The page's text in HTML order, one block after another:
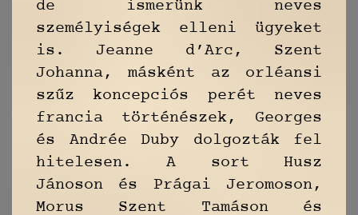
de ismerünk neves
személyiségek elleni ügyeket
is. Jeanne d’Arc, Szent
Johanna, másként az orléansi
szűz koncepciós perét neves
francia történészek, Georges
és Andrée Duby dolgozták fel
hitelesen. A sort Husz
Jánoson és Prágai Jeromoson,
Morus Szent Tamáson és